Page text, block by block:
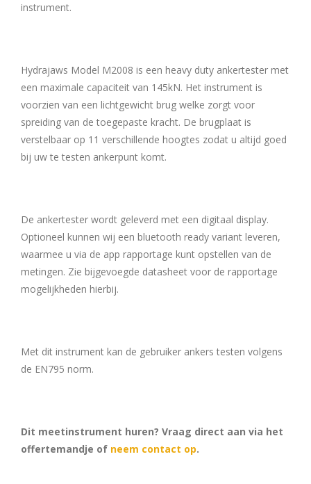
instrument.
Hydrajaws Model M2008 is een heavy duty ankertester met
een maximale capaciteit van 145kN. Het instrument is
voorzien van een lichtgewicht brug welke zorgt voor
spreiding van de toegepaste kracht. De brugplaat is
verstelbaar op 11 verschillende hoogtes zodat u altijd goed
bij uw te testen ankerpunt komt.
De ankertester wordt geleverd met een digitaal display.
Optioneel kunnen wij een bluetooth ready variant leveren,
waarmee u via de app rapportage kunt opstellen van de
metingen. Zie bijgevoegde datasheet voor de rapportage
mogelijkheden hierbij.
Met dit instrument kan de gebruiker ankers testen volgens
de EN795 norm.
Dit meetinstrument huren? Vraag direct aan via het
offertemandje of neem contact op.